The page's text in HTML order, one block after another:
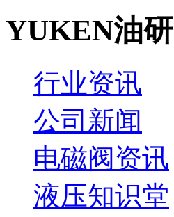
YUKEN油研
行业资讯
公司新闻
电磁阀资讯
液压知识堂